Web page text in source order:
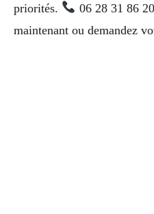
priorités.
06 28 31 86
maintenant ou demandez